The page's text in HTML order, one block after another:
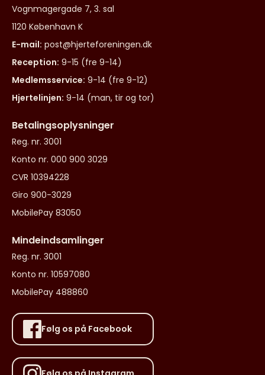
Vognmagergade 7, 3. sal
1120 København K
E-mail: post@hjerteforeningen.dk
Reception: 9-15 (fre 9-14)
Medlemsservice: 9-14 (fre 9-12)
Hjertelinjen: 9-14 (man, tir og tor)
Betalingsoplysninger
Reg. nr. 3001
Konto nr. 000 900 3029
CVR 10394228
Giro 900-3029
MobilePay 83050
Mindeindsamlinger
Reg. nr. 3001
Konto nr. 10597080
MobilePay 488860
Følg os på Facebook